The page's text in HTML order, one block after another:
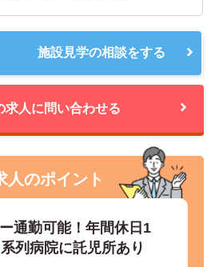
施設見学の相談をする
求人に問い合わせる
人のポイント
通勤可能！年間休日1
列病院に託児所あり